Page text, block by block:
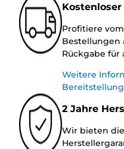
Profitiere
Bestellungen
Rückgabe für
Weitere
2 Jahre
Wir bieten